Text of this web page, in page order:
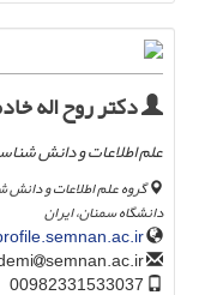
دکتر روح اله
علم اطلاعات و دانش
گروه علم اطلاعات و دانش
دانشگاه سمنان، ایران
semnan.ac.ir